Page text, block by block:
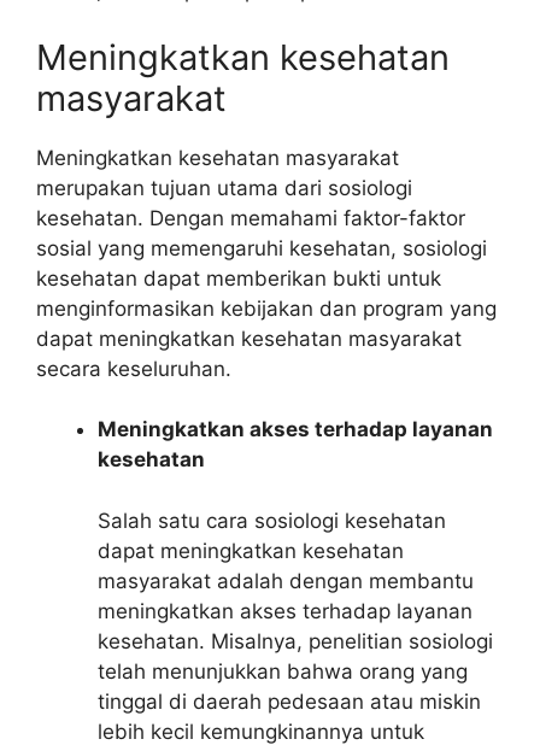
Meningkatkan kesehatan
masyarakat
Meningkatkan kesehatan masyarakat
merupakan tujuan utama dari sosiologi
kesehatan. Dengan memahami faktor-faktor
sosial yang memengaruhi kesehatan, sosiologi
kesehatan dapat memberikan bukti untuk
menginformasikan kebijakan dan program yang
dapat meningkatkan kesehatan masyarakat
secara keseluruhan.
Meningkatkan akses terhadap layanan
kesehatan
Salah satu cara sosiologi kesehatan
dapat meningkatkan kesehatan
masyarakat adalah dengan membantu
meningkatkan akses terhadap layanan
kesehatan. Misalnya, penelitian sosiologi
telah menunjukkan bahwa orang yang
tinggal di daerah pedesaan atau miskin
lebih kecil kemungkinannya untuk